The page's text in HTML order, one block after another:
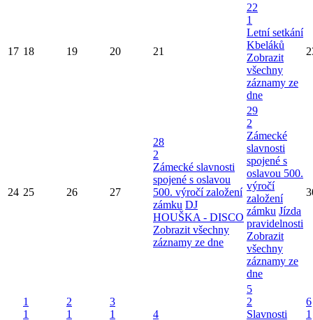
17 18 19 20 21
22
1
Letní setkání
Kbeláků
Zobrazit
všechny
záznamy ze
dne
24 25 26 27
28
2
Zámecké slavnosti
spojené s oslavou
500. výročí založení
zámku DJ
HOUŠKA - DISCO
Zobrazit všechny
záznamy ze dne
29
2
Zámecké
slavnosti
spojené s
oslavou 500.
výročí
založení
zámku Jízda
pravidelnosti
Zobrazit
všechny
záznamy ze
dne
1
1
2
1
3
1
4
5
2
Slavnosti
6
1